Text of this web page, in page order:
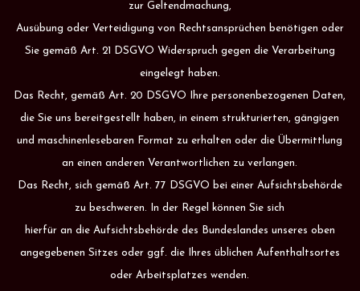
zur Geltendmachung,
Ausübung oder Verteidigung von Rechtsansprüchen benötigen oder
Sie gemäß Art. 21 DSGVO Widerspruch gegen die Verarbeitung
eingelegt haben.
Das Recht, gemäß Art. 20 DSGVO Ihre personenbezogenen Daten,
die Sie uns bereitgestellt haben, in einem strukturierten, gängigen
und maschinenlesebaren Format zu erhalten oder die Übermittlung
an einen anderen Verantwortlichen zu verlangen.
Das Recht, sich gemäß Art. 77 DSGVO bei einer Aufsichtsbehörde
zu beschweren. In der Regel können Sie sich
hierfür an die Aufsichtsbehörde des Bundeslandes unseres oben
angegebenen Sitzes oder ggf. die Ihres üblichen Aufenthaltsortes
oder Arbeitsplatzes wenden.